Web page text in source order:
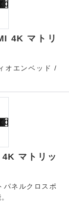
4K マトリ
オエンベッド /
マトリッ
ネルクロスポ